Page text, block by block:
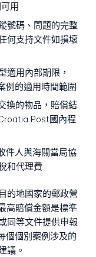
用
號碼、問題的完整
何支持文件如損壞
適用內部期限，
例的適用時間範圍
換的物品，賠償結
Post國內程
件人與海關當局協
和代理費
的地國家的郵政營
高賠償金額是標準
同等文件提供申報
個個別案例涉及的
議。